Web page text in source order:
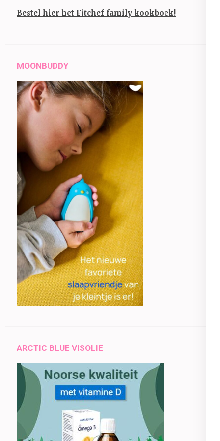
Bestel hier het Fitchef family kookboek!
MOONBUDDY
ARCTIC BLUE VISOLIE